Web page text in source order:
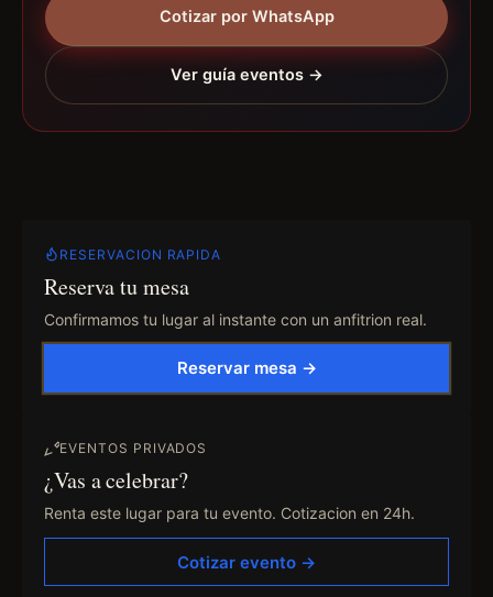
Cotizar por WhatsApp
Ver guía eventos →
RESERVACION RAPIDA
Reserva tu mesa
Confirmamos tu lugar al instante con un anfitrion real.
Reservar mesa →
EVENTOS PRIVADOS
¿Vas a celebrar?
Renta este lugar para tu evento. Cotizacion en 24h.
Cotizar evento →